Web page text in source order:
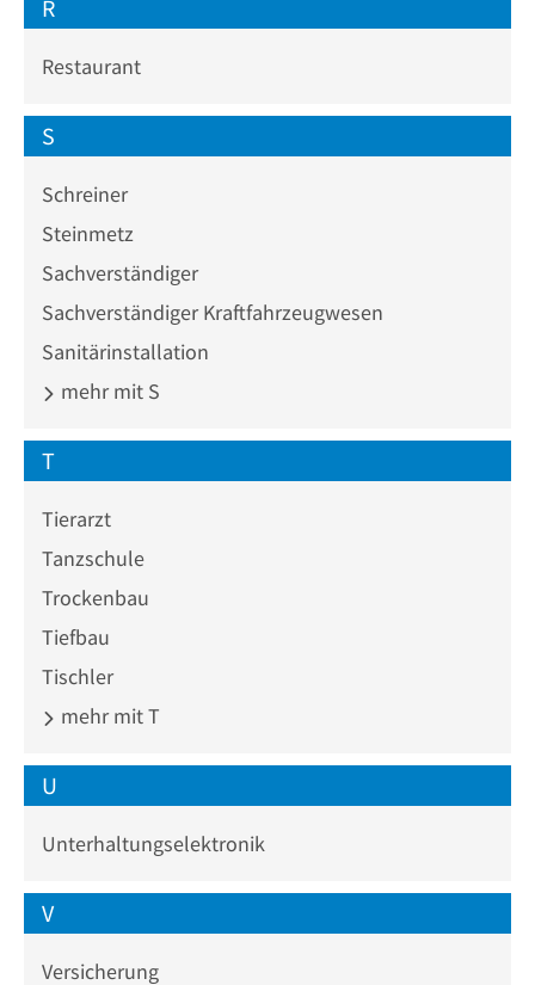
R
Restaurant
S
Schreiner
Steinmetz
Sachverständiger
Sachverständiger Kraftfahrzeugwesen
Sanitärinstallation
mehr mit S
T
Tierarzt
Tanzschule
Trockenbau
Tiefbau
Tischler
mehr mit T
U
Unterhaltungselektronik
V
Versicherung